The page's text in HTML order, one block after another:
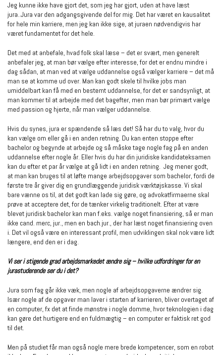
Jeg kunne ikke have gjort det, som jeg har gjort, uden at have læst
jura..Jura var den adgangsgivende del for mig. Det har været en kausalitet
for hele min karriere, men jeg kan ikke sige, at juraen nødvendigvis har
været fundamentet for det hele.
Det med at anbefale, hvad folk skal læse – det er svært, men generelt
anbefaler jeg, at man bør vælge efter interesse, for det er endnu mindre i
dag sådan, at man ved at vælge uddannelse også vælger karriere – det må
man se at komme ud over. Man kan godt skele til hvilke jobs man
umiddelbart kan få med en bestemt uddannelse, for det er sandsynligt, at
man kommer til at arbejde med det bagefter, men man bør primært vælge
med passion og hjerte, når man vælger uddannelse.
Hvis du synes, jura er spændende så læs det! Så har du to valg, hvor du
kan vælge om eller gå i en anden retning. Du kan enten stoppe efter
bachelor og begynde at arbejde og så måske tage nogle fag på en anden
uddannelse efter nogle år. Eller hvis du har din juridiske kandidateksamen
kan du efter et par år vælge at gå lidt i en anden retning. Jeg mener godt,
at man kan bruges til at løfte mange arbejdsopgaver som bachelor, fordi de
første tre år giver dig en grundlæggende juridisk værktøjskasse. Vi skal
bare vænne os til, at det godt kan lade sig gøre, og advokatfirmaerne skal
prøve at acceptere det, for de tænker virkelig traditionelt. Efter at være
blevet juridisk bachelor kan man f.eks. vælge noget finansiering, så er man
ikke cand. merc, jur., men en bach.jur., der har læst noget finansiering oven
i. Det vil også være en interessant profil, men udviklingen skal nok være lidt
længere, end den er i dag.
Vi ser i stigende grad arbejdsmarkedet ændre sig – hvilke udfordringer for en
jurastuderende ser du i det?
Jura som fag går ikke væk, men nogle af arbejdsopgaverne ændrer sig.
Især nogle af de opgaver man laver i starten af karrieren, bliver overtaget af
en computer, fx det at finde mønstre i nogle domme, hvor teknologien i dag
kan gøre det hurtigere end en fuldmægtig – en computer er faktisk ret god
til det.
Men på studiet får man også nogle mere brede kompetencer, som en robot